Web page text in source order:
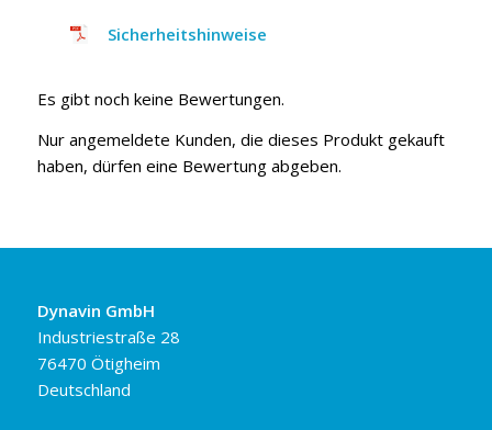
Sicherheitshinweise
Es gibt noch keine Bewertungen.
Nur angemeldete Kunden, die dieses Produkt gekauft
haben, dürfen eine Bewertung abgeben.
Dynavin GmbH
Industriestraße 28
76470 Ötigheim
Deutschland